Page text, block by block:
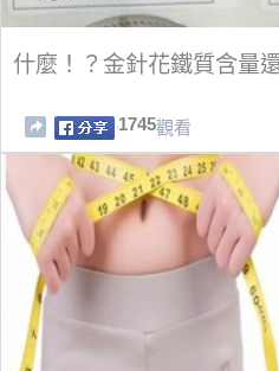
什麼！？金針花鐵質含量
1745觀看